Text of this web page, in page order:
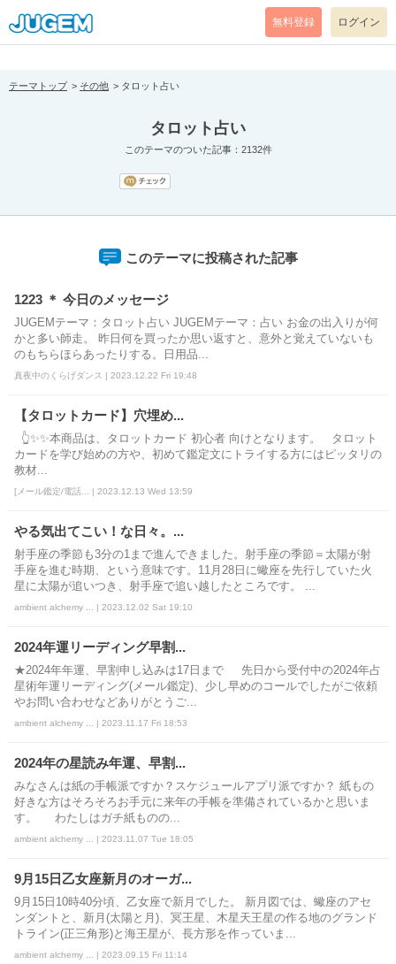
[pear_error: message="Success" code=0 mode=return level=notice
prefix="" info=""]
無料登録 ログイン
テーマトップ その他 タロット占い
タロット占い
このテーマのついた記事：2132件
このテーマに投稿された記事
1223 ＊ 今日のメッセージ
JUGEMテーマ：タロット占い JUGEMテーマ：占い お金の出入りが何
かと多い師走。 昨日何を買ったか思い返すと、意外と覚えていないも
のもちらほらあったりする。日用品...
真夜中のくらげダンス | 2023.12.22 Fri 19:48
【タロットカード】穴埋め...
👆✨✨本商品は、タロットカード 初心者 向けとなります。 タロット
カードを学び始めの方や、初めて鑑定文にトライする方にはピッタリの
教材...
[メール鑑定/電話... | 2023.12.13 Wed 13:59
やる気出てこい！な日々。...
射手座の季節も3分の1まで進んできました。射手座の季節＝太陽が射
手座を進む時期、という意味です。11月28日に蠍座を先行していた火
星に太陽が追いつき、射手座で追い越したところです。 ...
ambient alchemy ... | 2023.12.02 Sat 19:10
2024年運リーディング早割...
★2024年年運、早割申し込みは17日まで 先日から受付中の2024年占
星術年運リーディング(メール鑑定)、少し早めのコールでしたがご依頼
やお問い合わせなどありがとうご...
ambient alchemy ... | 2023.11.17 Fri 18:53
2024年の星読み年運、早割...
みなさんは紙の手帳派ですか？スケジュールアプリ派ですか？ 紙もの
好きな方はそろそろお手元に来年の手帳を準備されているかと思いま
す。 わたしはガチ紙ものの...
ambient alchemy ... | 2023.11.07 Tue 18:05
9月15日乙女座新月のオーガ...
9月15日10時40分頃、乙女座で新月でした。 新月図では、蠍座のアセ
ンダントと、新月(太陽と月)、冥王星、木星天王星の作る地のグランド
トライン(正三角形)と海王星が、長方形を作っていま...
ambient alchemy ... | 2023.09.15 Fri 11:14